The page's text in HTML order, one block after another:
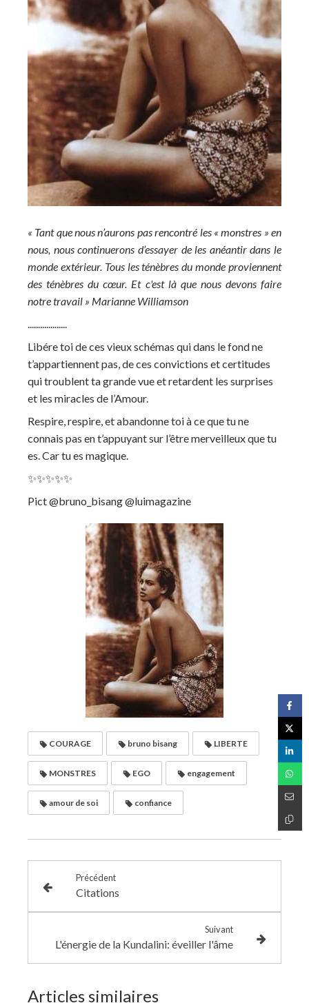
« Tant que nous n’aurons pas rencontré les « monstres » en
nous, nous continuerons d’essayer de les anéantir dans le
monde extérieur. Tous les ténèbres du monde proviennent
des ténèbres du cœur. Et c'est là que nous devons faire
notre travail » Marianne Williamson
...................
Libére toi de ces vieux schémas qui dans le fond ne
t’appartiennent pas, de ces convictions et certitudes
qui troublent ta grande vue et retardent les surprises
et les miracles de l’Amour.
Respire, respire, et abandonne toi à ce que tu ne
connais pas en t’appuyant sur l’être merveilleux que tu
es. Car tu es magique.
✨✨✨✨✨
Pict @bruno_bisang @luimagazine
COURAGE bruno bisang LIBERTE
MONSTRES EGO engagement
amour de soi confiance
Précédent
Citations
Suivant
L'énergie de la Kundalini: éveiller l'âme
Articles similaires